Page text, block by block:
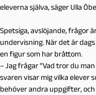
eleverna själva, säger Ulla
Spetsiga, avslöjande, frågor
undervisning. När det är
en figur som har bråttom.
– Jag frågar ”Vad tror du
svaren visar mig vilka elever
behöver andra uppgifter,